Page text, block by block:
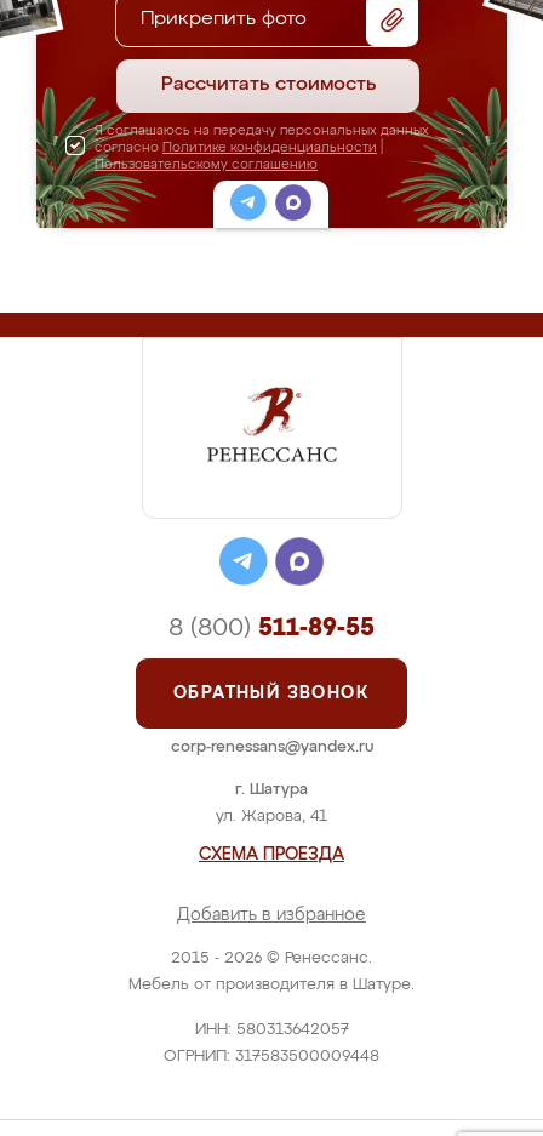
Прикрепить фото
Рассчитать стоимость
Я соглашаюсь на передачу персональных данных
согласно Политике конфиденциальности
Пользовательскому соглашению
2015 - 2026 © Ренессанс.
Мебель от производителя в Шатуре.
ИНН: 580313642057
ОГРНИП: 317583500009448
г. Шатура
ул. Жарова, 41
СХЕМА ПРОЕЗДА
Добавить в избранное
8 (800) 511-89-55
ОБРАТНЫЙ ЗВОНОК
corp-renessans@yandex.ru